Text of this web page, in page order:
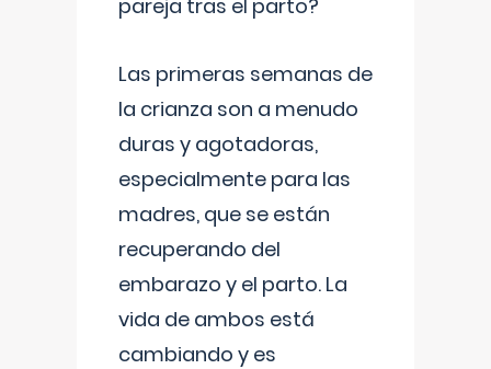
pareja tras el parto?
Las primeras semanas de
la crianza son a menudo
duras y agotadoras,
especialmente para las
madres, que se están
recuperando del
embarazo y el parto. La
vida de ambos está
cambiando y es